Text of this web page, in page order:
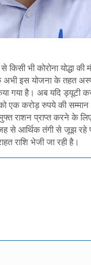
भी कोरोना योद्धा
इस योजना के तहत
गया है। अब यदि ड्यूटी
एक करोड़ रुपये की
राशन प्राप्त करने के
से आर्थिक तंगी से जूझ रहे
राशि भेजी जा रही है।